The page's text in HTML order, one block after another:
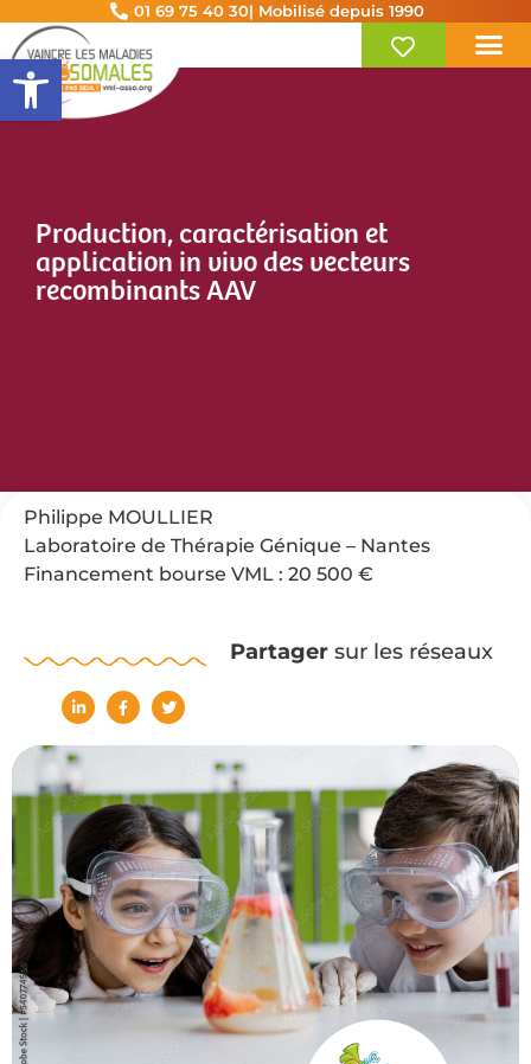
Ouvrir la barre d’outils
01 69 75 40 30| Mobilisé depuis 1990
Production, caractérisation et
application in vivo des vecteurs
recombinants AAV
Philippe MOULLIER
Laboratoire de Thérapie Génique – Nantes
Financement bourse VML : 20 500 €
Partagersur les réseaux